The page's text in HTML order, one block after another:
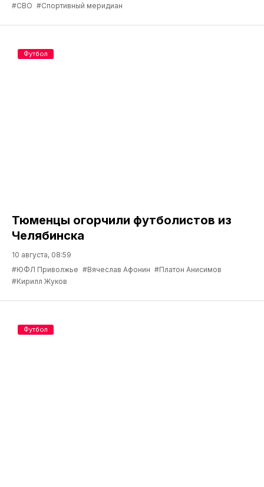
#СВО #Спортивный меридиан
Тюменцы огорчили футболистов из
Челябинска
10 августа, 08:59
#ЮФЛ Приволжье #Вячеслав Афонин #Платон Анисимов
#Кирилл Жуков
Футбол
Футбол